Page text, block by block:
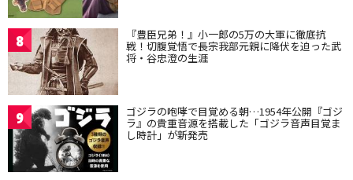
8 『豊臣兄弟！』小一郎の5万の大軍に徹底抗
戦！切腹覚悟で長宗我部元親に降伏を迫った武
将・谷忠澄の生涯
9 ゴジラの咆哮で目覚める朝…1954年公開『ゴジ
ラ』の貴重音源を搭載した「ゴジラ音声目覚ま
し時計」が新発売